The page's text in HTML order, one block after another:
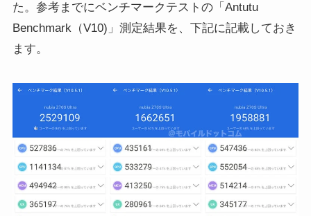
た。参考までにベンチマークテストの「Antutu
Benchmark（V10)」測定結果を、下記に記載しておき
ます。